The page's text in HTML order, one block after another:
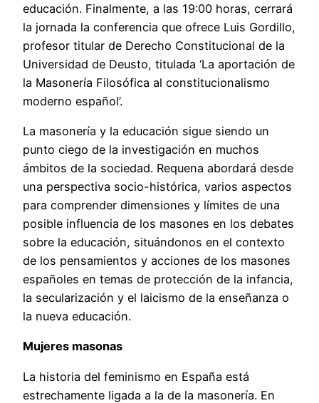
educación. Finalmente, a las 19:00 horas, cerrará
la jornada la conferencia que ofrece Luis Gordillo,
profesor titular de Derecho Constitucional de la
Universidad de Deusto, titulada ‘La aportación de
la Masonería Filosófica al constitucionalismo
moderno español’.
La masonería y la educación sigue siendo un
punto ciego de la investigación en muchos
ámbitos de la sociedad. Requena abordará desde
una perspectiva socio-histórica, varios aspectos
para comprender dimensiones y límites de una
posible influencia de los masones en los debates
sobre la educación, situándonos en el contexto
de los pensamientos y acciones de los masones
españoles en temas de protección de la infancia,
la secularización y el laicismo de la enseñanza o
la nueva educación.
Mujeres masonas
La historia del feminismo en España está
estrechamente ligada a la de la masonería. En